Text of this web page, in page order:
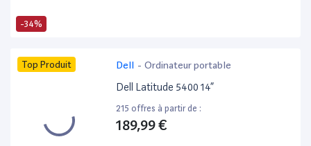
-34%
Top Produit Dell - Ordinateur portable
Dell Latitude 5400 14”
215 offres à partir de :
189,99 €